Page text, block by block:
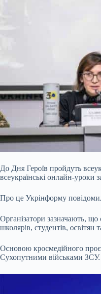
До Дня Героїв пройдуть
всеукраїнські онлайн-уроки
Про це Укрінформу
Організатори зазначають,
школярів, студентів,
Основою кросмедійного
Сухопутними військами ЗСУ.